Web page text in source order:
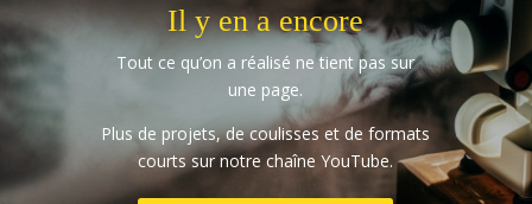
Il y en a encore
Tout ce qu’on a réalisé ne tient pas sur
une page.
Plus de projets, de coulisses et de formats
courts sur notre chaîne YouTube.